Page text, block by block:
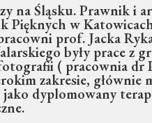
na Śląsku. Prawnik i
Pięknych w
prof. Jacka
były prace z
( pracownia dr
zakresie,
dyplomowany